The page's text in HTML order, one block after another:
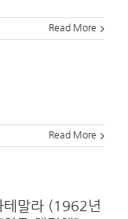
Read More
Read More
테말라 (1962년